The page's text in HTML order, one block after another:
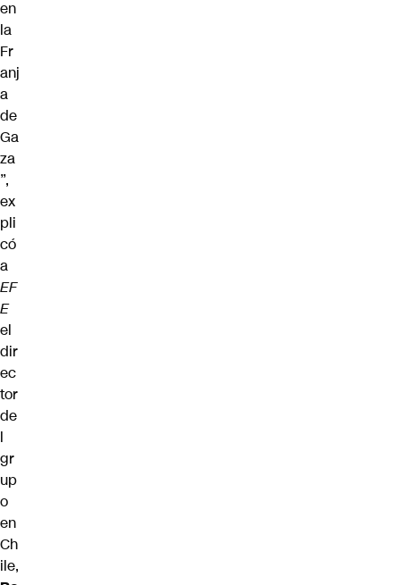
en
la
Fr
anj
a
de
Ga
za
”,
ex
pli
có
a
EF
E
el
dir
ec
tor
de
l
gr
up
o
en
Ch
ile,